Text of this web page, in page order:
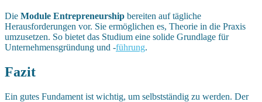
Die Module Entrepreneurship bereiten auf tägliche
Herausforderungen vor. Sie ermöglichen es, Theorie in die Praxis
umzusetzen. So bietet das Studium eine solide Grundlage für
Unternehmensgründung und -führung.
Fazit
Ein gutes Fundament ist wichtig, um selbstständig zu werden. Der